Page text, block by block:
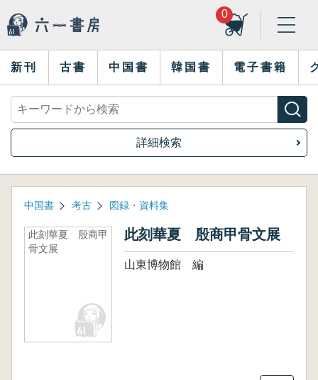
0
新刊 古書 中国書 韓国書 電子書籍
詳細検索
中国書 考古 図録・資料集
此刻華夏 殷商甲
骨文展
此刻華夏 殷商甲骨文展
山東博物館 編